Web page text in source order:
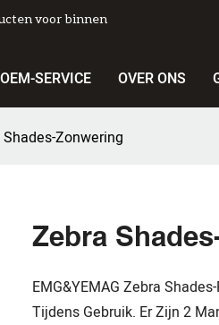
voor binnen
OEM-SERVICE OVER ONS
Zonwering
Zebra
EMG&YEMAG Zebra
Tijdens Gebruik. Er Zijn 2